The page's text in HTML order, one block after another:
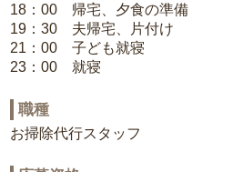
18：00 帰宅、夕食の準備
19：30 夫帰宅、片付け
21：00 子ども就寝
23：00 就寝
職種
お掃除代行スタッフ